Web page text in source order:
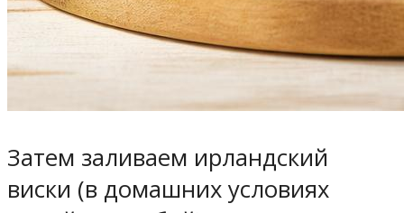
Затем заливаем ирландский
виски (в домашних условиях